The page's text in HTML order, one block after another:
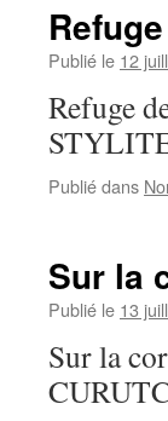
Publié le 12
Refuge
Publié dans
Sur la
Publié le 13
Sur la